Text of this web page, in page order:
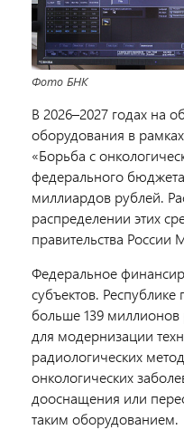
Фото БНК
В 2026–2027 годах на
оборудования в
«Борьба с
федерального бюджета
миллиардов рублей.
распределении этих
правительства
Федеральное
субъектов. Республике
больше 139
для модернизации
радиологических
онкологических
дооснащения или
таким оборудованием.